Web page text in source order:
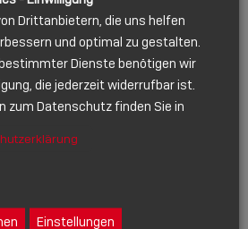
2021
Drittanbietern, die uns helfen
und optimal zu gestalten.
Dienste benötigen wir
die jederzeit widerrufbar ist.
zum Datenschutz finden Sie in
Einstellungen